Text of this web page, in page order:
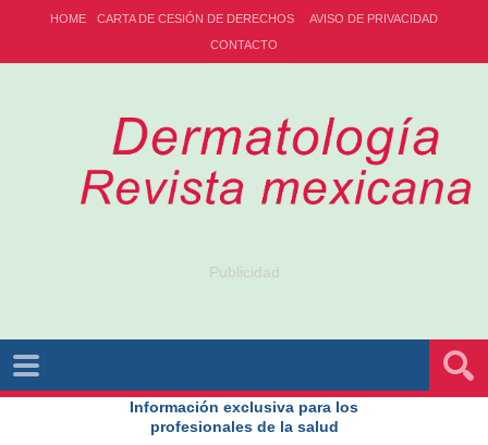
HOME CARTA DE CESIÓN DE DERECHOS
AVISO DE PRIVACIDAD
CONTACTO
Publicidad
Información exclusiva para los
profesionales de la salud